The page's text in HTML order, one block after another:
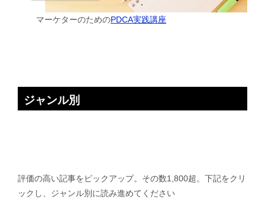
マーケターのためのPDCA実践講座
ジャンル別
評価の高い記事をピックアップ。その数1,800超。下記をクリ
ックし、ジャンル別に読み進めてください